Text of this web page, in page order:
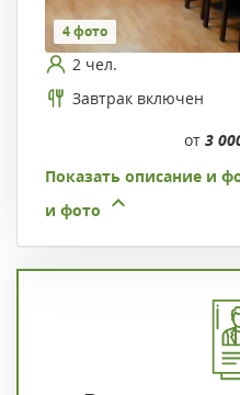
4 фото
2 чел.
Завтрак включен
от 3
Показать описание и
и фото